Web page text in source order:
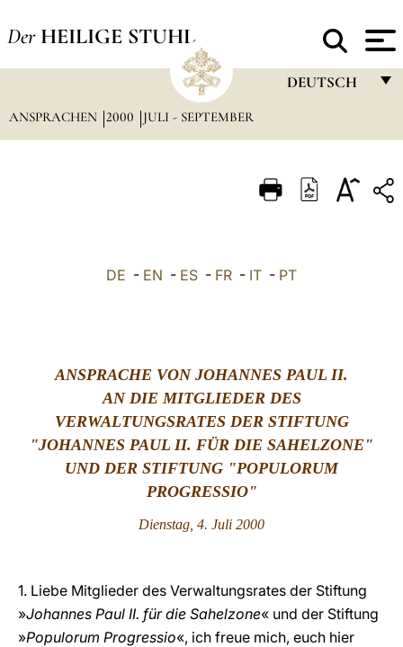
Der HEILIGE STUHL
DEUTSCH
ITALIANO
中文
LATINE
ANSPRACHEN 2000 JULI - SEPTEMBER
DE - EN - ES - FR - IT - PT
ANSPRACHE VON JOHANNES PAUL II.
AN DIE MITGLIEDER DES
VERWALTUNGSRATES DER STIFTUNG
"JOHANNES PAUL II. FÜR DIE SAHELZONE"
UND DER STIFTUNG "POPULORUM
PROGRESSIO"
Dienstag, 4. Juli 2000
1. Liebe Mitglieder des Verwaltungsrates der Stiftung
»Johannes Paul II. für die Sahelzone« und der Stiftung
»Populorum Progressio«, ich freue mich, euch hier